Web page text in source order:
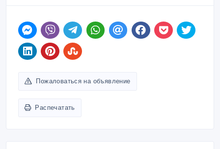
Пожаловаться на объявление
Распечатать